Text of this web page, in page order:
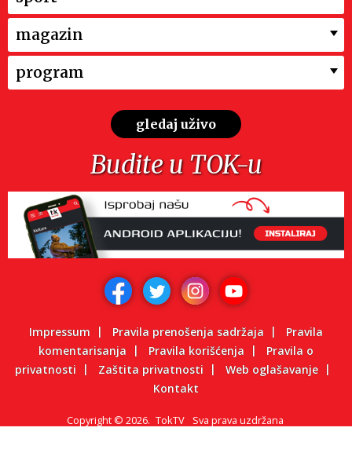
magazin
program
gledaj uživo
Budite u TOK-u
Impressum Pravila prenošenja sadržaja
Pravila
komentarisanja
Pravila korišćenja
Pravila o
privatnosti
Zaštita privatnosti
Web oglašavanje
Kontakt
Copyright © 2026. TokTV Sva prava uzdržana